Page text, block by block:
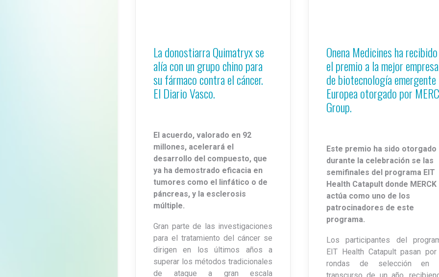
La donostiarra Quimatryx se
alía con un grupo chino para
su fármaco contra el cáncer.
El Diario Vasco.
El acuerdo, valorado en 92
millones, acelerará el
desarrollo del compuesto, que
ya ha demostrado eficacia en
tumores como el linfático o de
páncreas, y la esclerosis
múltiple.
Gran parte de las investigaciones
para el tratamiento del cáncer se
dirigen en los últimos años a
superar los métodos tradicionales
de ataque a gran escala
Onena Medicines ha recibido
el premio a la mejor empresa
de biotecnología emergente
Europea otorgado por
Group.
Este premio ha sido otorgado
durante la celebración se las
semifinales del programa EIT
Health Catapult donde MERCK
actúa como uno de los
patrocinadores de este
programa.
Los participantes del
EIT Health Catapult pasan
rondas de selección en